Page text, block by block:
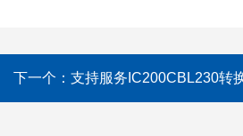
下一个： 支持服务IC200CBL230转